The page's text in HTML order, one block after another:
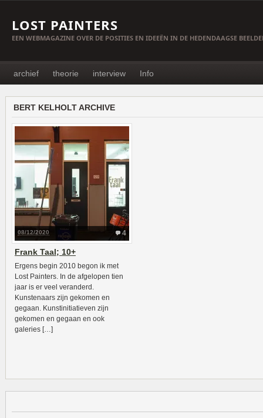
LOST PAINTERS
EEN WEBMAGAZINE OVER DE POSITIES EN IDEEËN IN DE HEDENDAAGSE
archief theorie interview Info
BERT KELHOLT ARCHIVE
4
08/12/2020
Frank Taal; 10+
Ergens begin 2010 begon ik met
Lost Painters. In de afgelopen tien
jaar is er veel veranderd.
Kunstenaars zijn gekomen en
gegaan. Kunstinitiatieven zijn
gekomen en gegaan en ook
galeries […]